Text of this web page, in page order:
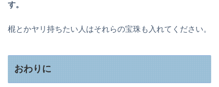
す。
棍とかヤリ持ちたい人はそれらの宝珠も入れてください。
おわりに